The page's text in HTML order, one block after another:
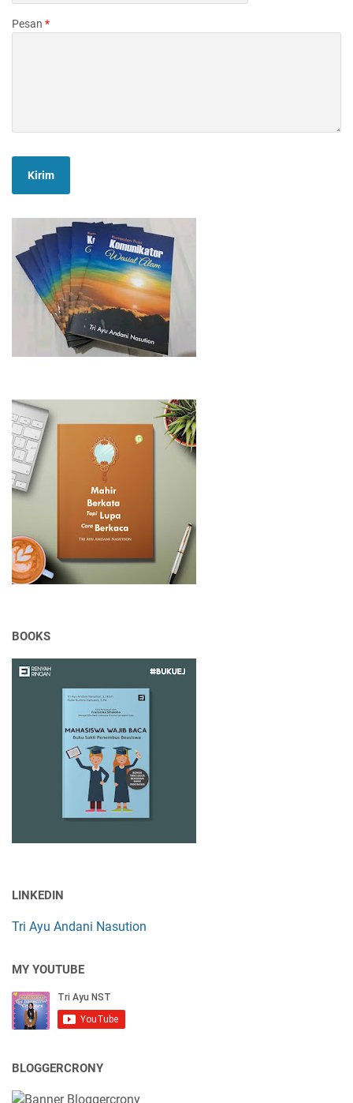
Pesan *
BOOKS
LINKEDIN
Tri Ayu Andani Nasution
MY YOUTUBE
BLOGGERCRONY